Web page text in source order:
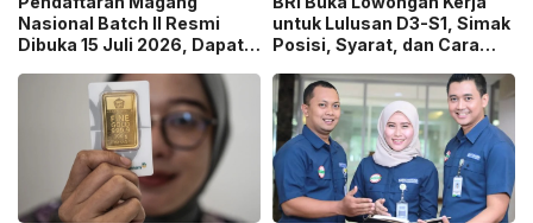
Nasional Batch II Resmi
Dibuka 15 Juli 2026, Dapat
untuk Lulusan D3-S1, Simak
Posisi, Syarat, dan Cara